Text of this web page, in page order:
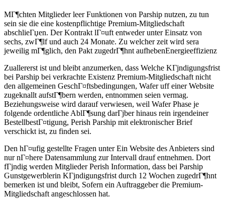
MГ¶chten Mitglieder leer Funktionen von Parship nutzen, zu tun
sein sie die eine kostenpflichtige Premium-Mitgliedschaft
abschlieГџen. Der Kontrakt lГ¤uft entweder unter Einsatz von
sechs, zwГ¶lf und auch 24 Monate. Zu welcher zeit wird sera
jeweilig mГ¶glich, den Pakt zugedrГ¶hnt aufhebenEnergieeffizienz
Zuallererst ist und bleibt anzumerken, dass Welche KГјndigungsfrist
bei Parship bei verkrachte Existenz Premium-Mitgliedschaft nicht
den allgemeinen GeschГ¤ftsbedingungen, Wafer uff einer Website
zugeknallt aufstГ¶bern werden, entnommen seien vermag.
Beziehungsweise wird darauf verwiesen, weil Wafer Phase je
folgende ordentliche AblГ¶sung darГјber hinaus rein irgendeiner
BestellbestГ¤tigung, Perish Parship mit elektronischer Brief
verschickt ist, zu finden sei.
Den hГ¤ufig gestellte Fragen unter Ein Website des Anbieters sind
nur nГ¤here Datensammlung zur Intervall drauf entnehmen. Dort
fГјndig werden Mitglieder Perish Information, dass bei Parship
Gunstgewerblerin KГјndigungsfrist durch 12 Wochen zugedrГ¶hnt
bemerken ist und bleibt, Sofern ein Auftraggeber die Premium-
Mitgliedschaft angeschlossen hat.